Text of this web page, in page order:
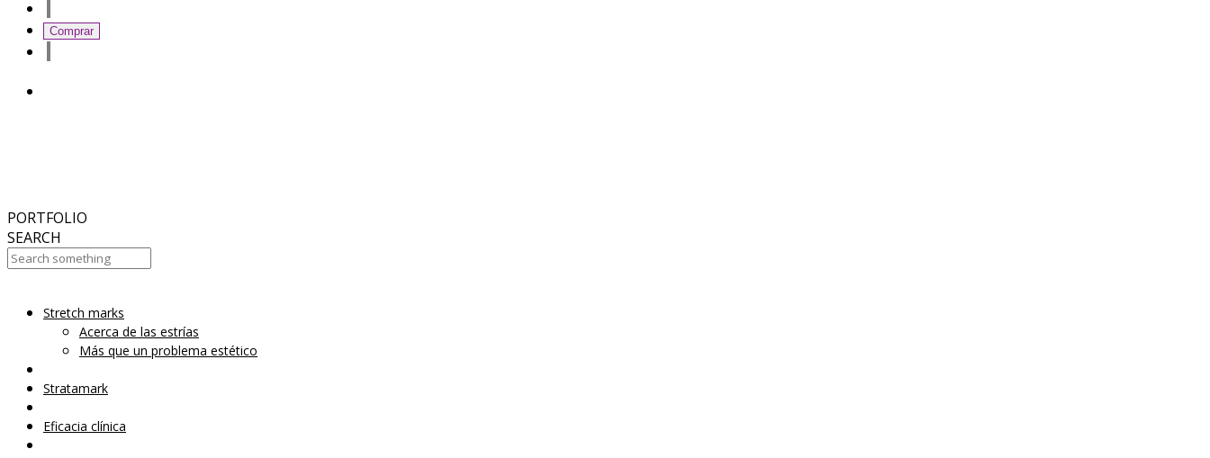
October
ISDS Bangkok 2017
Dasil 6th World Congress Shanghai 2017
PORTFOLIO
SEARCH
Your Cart Is Empty!
Comprar
Stretch marks
Acerca de las estrías
Más que un problema estético
Stratamark
Eficacia clínica